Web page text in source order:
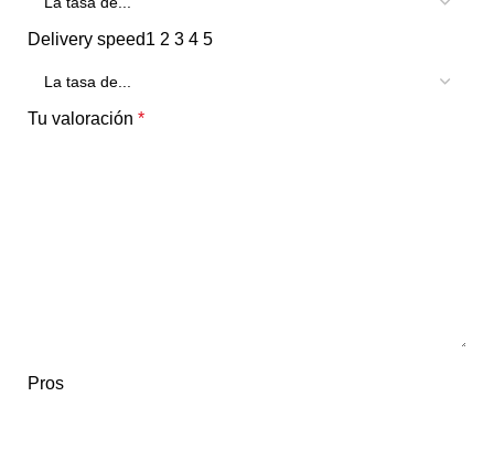
Delivery speed1 2 3 4 5
Tu valoración *
Pros